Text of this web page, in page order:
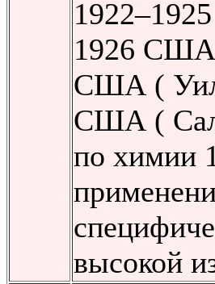
1926 США
США (
США (
по химии
высокой